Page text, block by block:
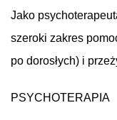
Jako
szeroki zakres
po dorosłych) i
PSYCHOTERAPIA